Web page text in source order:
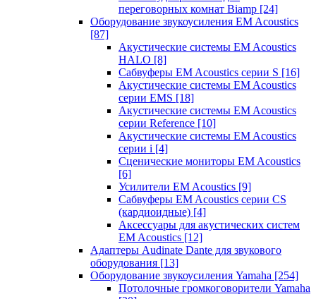
переговорных комнат Biamp [24]
Оборудование звукоусиления EM Acoustics
[87]
Акустические системы EM Acoustics
HALO [8]
Сабвуферы EM Acoustics серии S [16]
Акустические системы EM Acoustics
серии EMS [18]
Акустические системы EM Acoustics
серии Reference [10]
Акустические системы EM Acoustics
серии i [4]
Сценические мониторы EM Acoustics
[6]
Усилители EM Acoustics [9]
Сабвуферы EM Acoustics серии CS
(кардиоидные) [4]
Аксессуары для акустических систем
EM Acoustics [12]
Адаптеры Audinate Dante для звукового
оборудования [13]
Оборудование звукоусиления Yamaha [254]
Потолочные громкоговорители Yamaha